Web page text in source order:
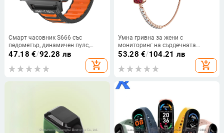
Смарт часовник S666 със
педометър, динамичен пулс,
автоматично откриване през
деня, Android съвместим, 7–14
дни автономия
47.18 €/92.28 лв
add_shopping_cart
Умна гривна за жени с
мониторинг на сърдечната
честота, кислород в кръвта,
крачкомер, водоустойчива
53.28 €/104.21 лв
add_shopping_cart